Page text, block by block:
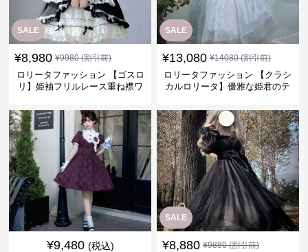
SALE
¥8,980 ¥9980(割引前)
ロリータファッション 【ゴスロ
リ】姫袖フリルレース重ね襟ワ
SALE
¥13,080 ¥14080(割引前)
ロリータファッション 【クラシ
カルロリータ】優雅な姫君のテ
¥9,480 (税込)
SALE
¥8,880 ¥9880(割引前)